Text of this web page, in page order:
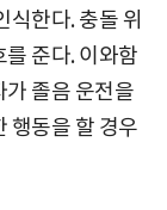
한다. 충돌 위
준다. 이와함
졸음 운전을
행동을 할 경우